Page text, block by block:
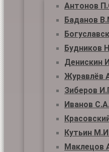
Антонов
Баданов
Будников
Денискин
Журавлёв
Зиберов
Иванов
Кутьин
Маклецов